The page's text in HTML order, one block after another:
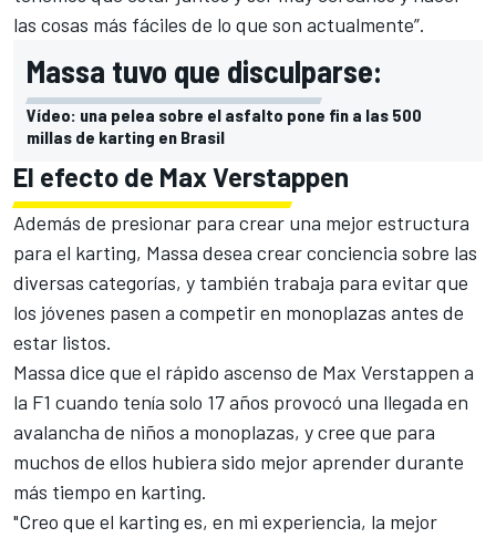
las cosas más fáciles de lo que son actualmente”.
Massa tuvo que disculparse:
Vídeo: una pelea sobre el asfalto pone fin a las 500
millas de karting en Brasil
El efecto de Max Verstappen
Además de presionar para crear una mejor estructura
para el karting, Massa desea crear conciencia sobre las
diversas categorías, y también trabaja para evitar que
los jóvenes pasen a competir en monoplazas antes de
estar listos.
Massa dice que el rápido ascenso de Max Verstappen a
la F1 cuando tenía solo 17 años provocó una llegada en
avalancha de niños a monoplazas, y cree que para
muchos de ellos hubiera sido mejor aprender durante
más tiempo en karting.
"Creo que el karting es, en mi experiencia, la mejor